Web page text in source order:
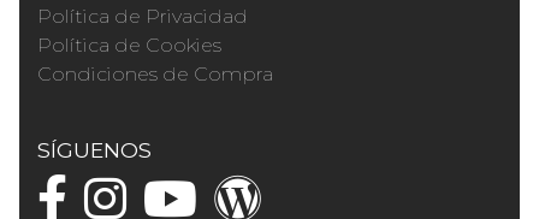
Política de Privacidad
Política de Cookies
Condiciones de Compra
SÍGUENOS